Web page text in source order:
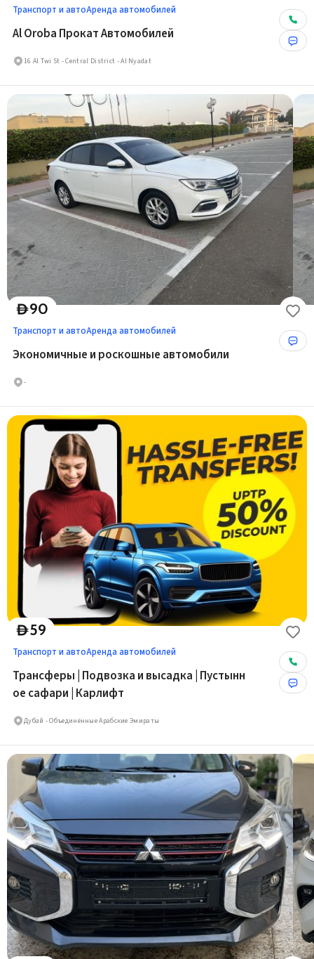
Транспорт и автоАренда автомобилей
Al Oroba Прокат Автомобилей
16 Al Twi St - Central District - Al Nyadat
D90
Транспорт и автоАренда автомобилей
Экономичные и роскошные автомобили
-
D59
Транспорт и автоАренда автомобилей
Трансферы | Подвозка и высадка | Пустынн
ое сафари | Карлифт
Дубай - Объединённые Арабские Эмираты